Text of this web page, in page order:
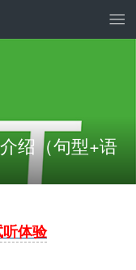
绍（句型+语
听体验